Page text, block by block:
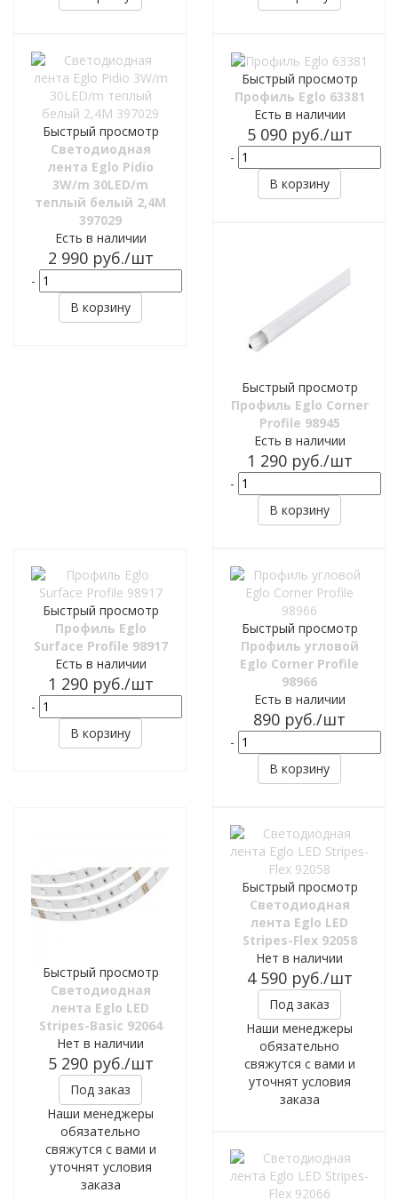
Быстрый просмотр
Светодиодная
лента Eglo Pidio
3W/m 30LED/m
теплый белый 2,4M
397029
Есть в наличии
2 990руб./шт
-
В корзину
Быстрый просмотр
Профиль Eglo 63381
Есть в наличии
5 090руб./шт
-
В корзину
Быстрый просмотр
Профиль Eglo Corner
Profile 98945
Есть в наличии
1 290руб./шт
-
В корзину
Быстрый просмотр
Профиль Eglo
Surface Profile 98917
Есть в наличии
1 290руб./шт
-
В корзину
Быстрый просмотр
Профиль угловой
Eglo Corner Profile
98966
Есть в наличии
890 руб./шт
-
В корзину
Быстрый просмотр
Светодиодная
лента Eglo LED
Stripes-Basic 92064
Нет в наличии
5 290руб./шт
Под заказ
Наши менеджеры
обязательно
свяжутся с вами и
уточнят условия
заказа
Быстрый просмотр
Светодиодная
лента Eglo LED
Stripes-Flex 92058
Нет в наличии
4 590руб./шт
Под заказ
Наши менеджеры
обязательно
свяжутся с вами и
уточнят условия
заказа